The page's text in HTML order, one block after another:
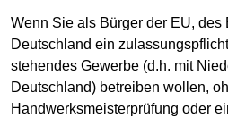
Wenn Sie als Bürger der EU, des
Deutschland ein
stehendes Gewerbe (d.h. mit
Deutschland) betreiben wollen,
Handwerksmeisterprüfung oder